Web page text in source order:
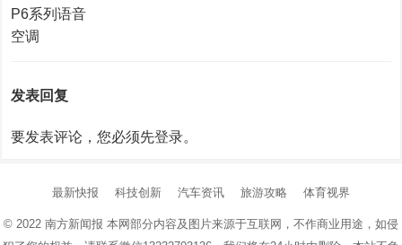
发表回复
要发表评论，您必须先登录。
最新快报 科技创新 汽车资讯 旅游攻略 体育视界
© 2022 南方新闻报 本网部分内容及图片来源于互联网，不作商业用途，如侵